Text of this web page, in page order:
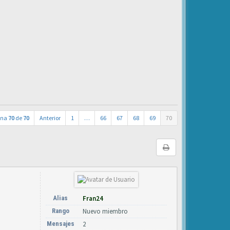
70 de 70 Anterior 1 … 66 67 68 69 70
Alias Fran24
Rango Nuevo miembro
Mensajes 2